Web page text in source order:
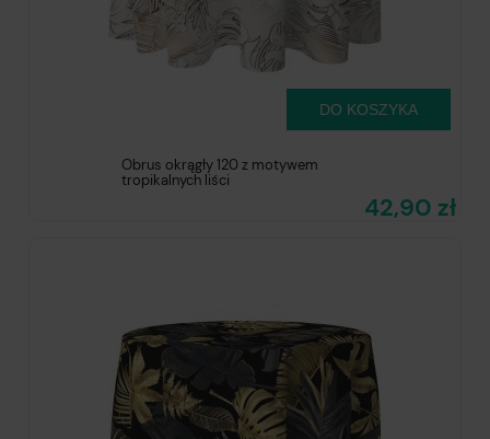
Obrus okrągły 120 z motywem
tropikalnych liści
42,90 zł
DO KOSZYKA